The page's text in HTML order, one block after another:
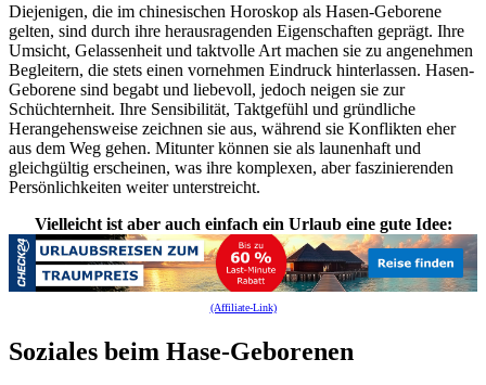
Diejenigen, die im chinesischen Horoskop als Hasen-Geborene
gelten, sind durch ihre herausragenden Eigenschaften geprägt. Ihre
Umsicht, Gelassenheit und taktvolle Art machen sie zu angenehmen
Begleitern, die stets einen vornehmen Eindruck hinterlassen. Hasen-
Geborene sind begabt und liebevoll, jedoch neigen sie zur
Schüchternheit. Ihre Sensibilität, Taktgefühl und gründliche
Herangehensweise zeichnen sie aus, während sie Konflikten eher
aus dem Weg gehen. Mitunter können sie als launenhaft und
gleichgültig erscheinen, was ihre komplexen, aber faszinierenden
Persönlichkeiten weiter unterstreicht.
Vielleicht ist aber auch einfach ein Urlaub eine gute Idee:
(Affiliate-Link)
Soziales beim Hase-Geborenen